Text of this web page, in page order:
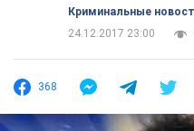
Криминальные
24.12.2017 23:00
368